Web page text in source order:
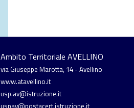
Ambito Territoriale AVELLINO
via Giuseppe Marotta, 14 - Avellino
www.atavellino.it
usp.av@istruzione.it
uspav@postacert.istruzione.it